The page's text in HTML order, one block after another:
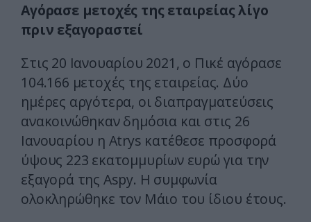
Αγόρασε μετοχές της εταιρείας λίγο
πριν εξαγοραστεί
Στις 20 Ιανουαρίου 2021, ο Πικέ αγόρασε
104.166 μετοχές της εταιρείας. Δύο
ημέρες αργότερα, οι διαπραγματεύσεις
ανακοινώθηκαν δημόσια και στις 26
Ιανουαρίου η Atrys κατέθεσε προσφορά
ύψους 223 εκατομμυρίων ευρώ για την
εξαγορά της Aspy. Η συμφωνία
ολοκληρώθηκε τον Μάιο του ίδιου έτους.